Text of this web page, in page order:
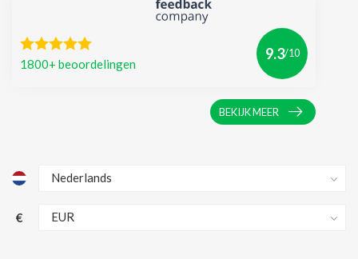
1800+ beoordelingen
9.3/10
BEKIJK MEER
€